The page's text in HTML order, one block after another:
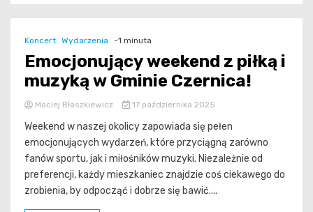
Koncert Wydarzenia -1 minuta
Emocjonujący weekend z piłką i
muzyką w Gminie Czernica!
Maciej Błaszkiewicz 17 października 2025
Weekend w naszej okolicy zapowiada się pełen
emocjonujących wydarzeń, które przyciągną zarówno
fanów sportu, jak i miłośników muzyki. Niezależnie od
preferencji, każdy mieszkaniec znajdzie coś ciekawego do
zrobienia, by odpocząć i dobrze się bawić....